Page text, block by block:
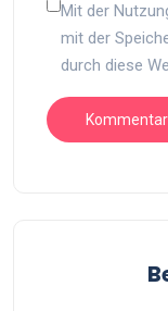
Mit der
mit der
durch diese